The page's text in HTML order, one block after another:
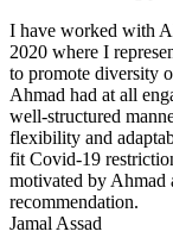
I have worked with
2020 where I
to promote diversity
Ahmad had at all
well-structured
flexibility and
fit Covid-19
motivated by Ahmad
recommendation.
Jamal Assad